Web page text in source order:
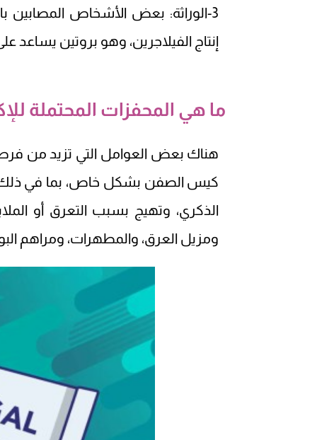
3-الوراثة: بعض الأشخاص المصابين
إنتاج الفيلاجرين، وهو بروتين يساعد
ما هي المحفزات المحتملة
هناك بعض العوامل التي تزيد من فرص
كيس الصفن بشكل خاص، بما في ذلك
الذكري، وتهيج بسبب التعرق أو
ومزيل العرق، والمطهرات، ومراهم